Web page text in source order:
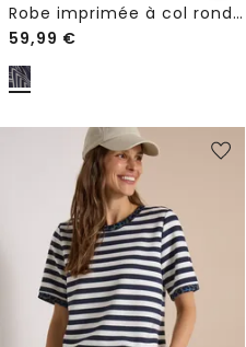
Robe imprimée à col rond, longueur genou
59,99 €